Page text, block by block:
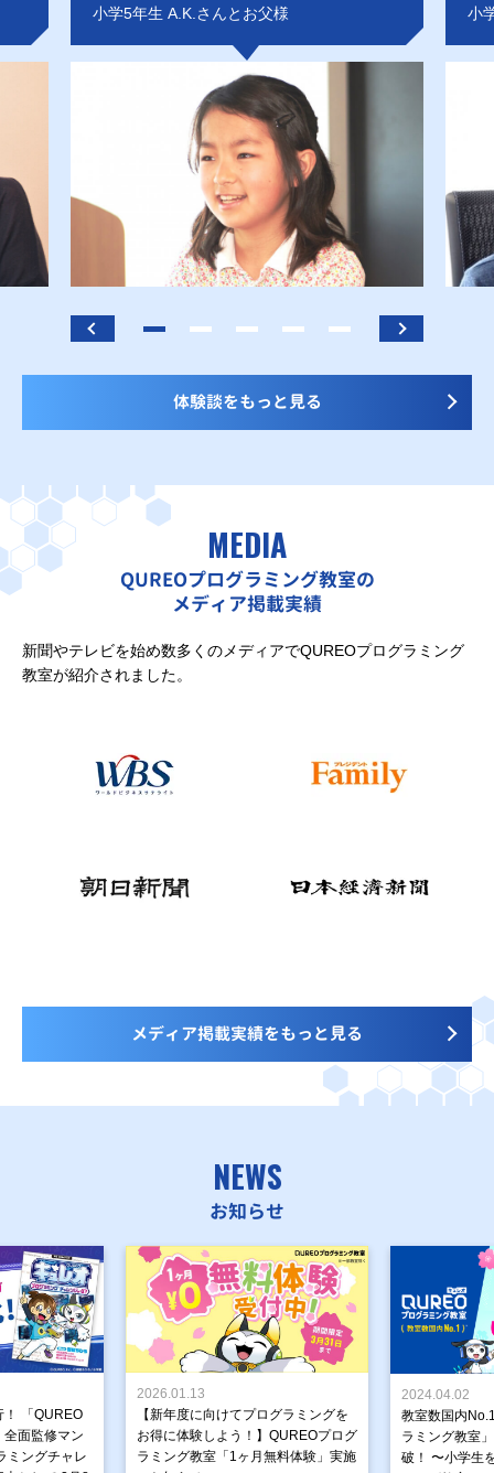
小学5年生 A.K.さんとお父様 小
体験談をもっと見る
MEDIA
QUREOプログラミング教室の
メディア掲載実績
新聞やテレビを始め数多くのメディアでQUREOプログラミング
教室が紹介されました。
メディア掲載実績をもっと見る
NEWS
お知らせ
！ 「QUREO
面監修マン
ミングチャレ
2026.01.13
【新年度に向けてプログラミングを
お得に体験しよう！】QUREOプログ
ラミング教室「1ヶ月無料体験」実施
2024.04.02
教室数国内
ラミング教室
破！ 〜小学生